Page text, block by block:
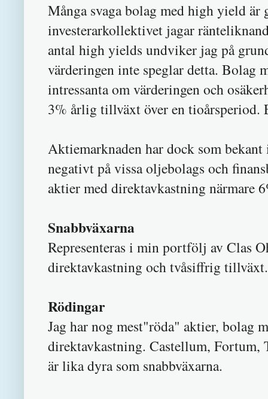
Många svaga bolag med high yield är
investerarkollektivet jagar
antal high yields undviker jag på
värderingen inte speglar detta. Bolag
intressanta om värderingen och
3% årlig tillväxt över en tioårsperiod.
Aktiemarknaden har dock som
negativt på vissa oljebolags och
aktier med direktavkastning närmare
Snabbväxarna
Representeras i min portfölj av Clas
direktavkastning och tvåsiffrig tillväxt.
Rödingar
Jag har nog mest"röda" aktier, bolag
direktavkastning. Castellum, Fortum,
är lika dyra som snabbväxarna.